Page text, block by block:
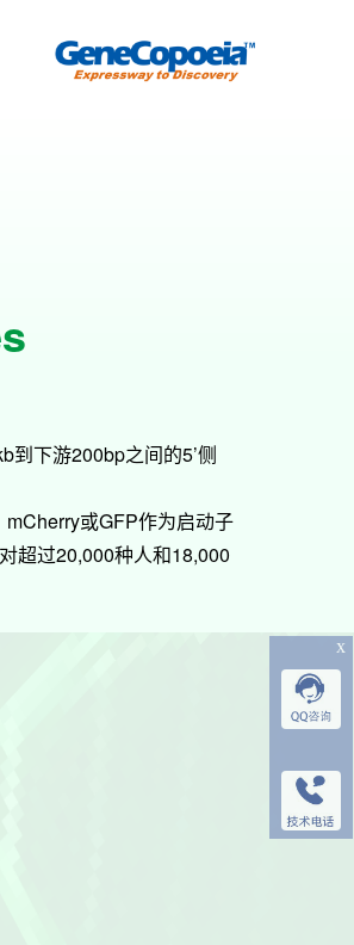
x
下游200bp之间的5’侧
或GFP作为启动子
超过20,000种人和18,000
•
提供客户定
•
提供定制慢
• Genome-
•
提供预制和